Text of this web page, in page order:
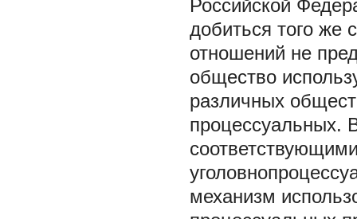
Российской
добиться того же
отношений не
общество
различных
механизм